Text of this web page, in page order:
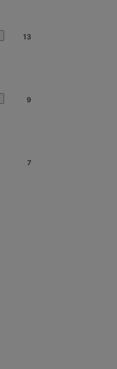
13
9
7